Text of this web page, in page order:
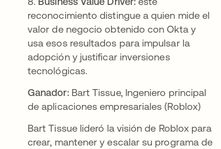
reconocimiento distingue a quien mide el
valor de negocio obtenido con Okta y
usa esos resultados para impulsar la
adopción y justificar inversiones
tecnológicas.
Ganador:Bart Tissue, Ingeniero principal
de aplicaciones empresariales (Roblox)
Bart Tissue lideró la visión de Roblox para
crear, mantener y escalar su programa de